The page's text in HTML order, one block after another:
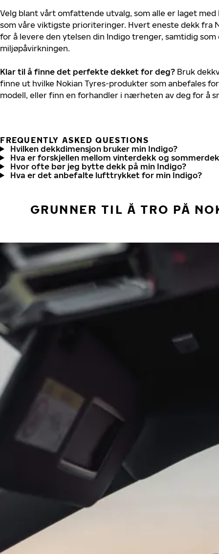
Velg blant vårt omfattende utvalg, som alle er laget
som våre viktigste prioriteringer. Hvert eneste dekk fra
for å levere den ytelsen din Indigo trenger, samtidig
miljøpåvirkningen.
Klar til å finne det perfekte dekket for deg? Bruk
finne ut hvilke Nokian Tyres-produkter som anbefales
modell, eller finn en forhandler i nærheten av deg for å
FREQUENTLY ASKED QUESTIONS
Hvilken dekkdimensjon bruker min Indigo?
Hva er forskjellen mellom vinterdekk og
Hvor ofte bør jeg bytte dekk på min Indigo?
Hva er det anbefalte lufttrykket for min Indigo?
GRUNNER TIL Å TRO PÅ